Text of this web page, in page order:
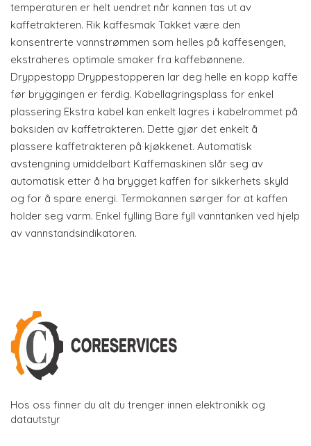
temperaturen er helt uendret når kannen tas ut av
kaffetrakteren. Rik kaffesmak Takket være den
konsentrerte vannstrømmen som helles på kaffesengen,
ekstraheres optimale smaker fra kaffebønnene.
Dryppestopp Dryppestopperen lar deg helle en kopp kaffe
før bryggingen er ferdig. Kabellagringsplass for enkel
plassering Ekstra kabel kan enkelt lagres i kabelrommet på
baksiden av kaffetrakteren. Dette gjør det enkelt å
plassere kaffetrakteren på kjøkkenet. Automatisk
avstengning umiddelbart Kaffemaskinen slår seg av
automatisk etter å ha brygget kaffen for sikkerhets skyld
og for å spare energi. Termokannen sørger for at kaffen
holder seg varm. Enkel fylling Bare fyll vanntanken ved hjelp
av vannstandsindikatoren.
Hos oss finner du alt du trenger innen elektronikk og
datautstyr